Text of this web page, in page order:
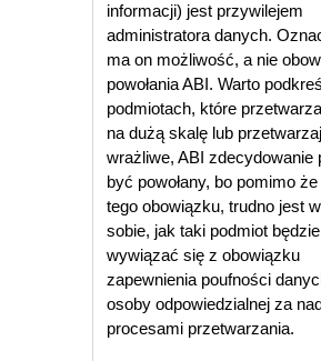
informacji) jest przywilejem
administratora danych.
ma on możliwość, a nie
powołania ABI. Warto
podmiotach, które
na dużą skalę lub
wrażliwe, ABI zdecydowanie
być powołany, bo pomimo
tego obowiązku, trudno jest
sobie, jak taki podmiot
wywiązać się z obowiązku
zapewnienia poufności
osoby odpowiedzialnej za
procesami przetwarzania.